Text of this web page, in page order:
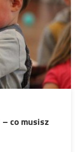
co musisz